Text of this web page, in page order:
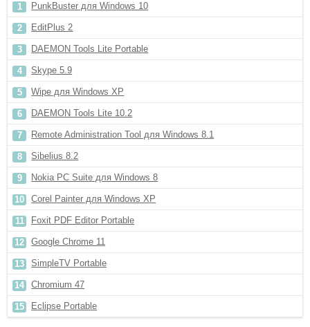
PunkBuster для Windows 10
EditPlus 2
DAEMON Tools Lite Portable
Skype 5.9
Wipe для Windows XP
DAEMON Tools Lite 10.2
Remote Administration Tool для Windows 8.1
Sibelius 8.2
Nokia PC Suite для Windows 8
Corel Painter для Windows XP
Foxit PDF Editor Portable
Google Chrome 11
SimpleTV Portable
Chromium 47
Eclipse Portable